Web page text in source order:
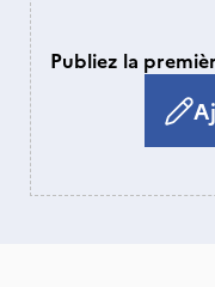
Publiez la